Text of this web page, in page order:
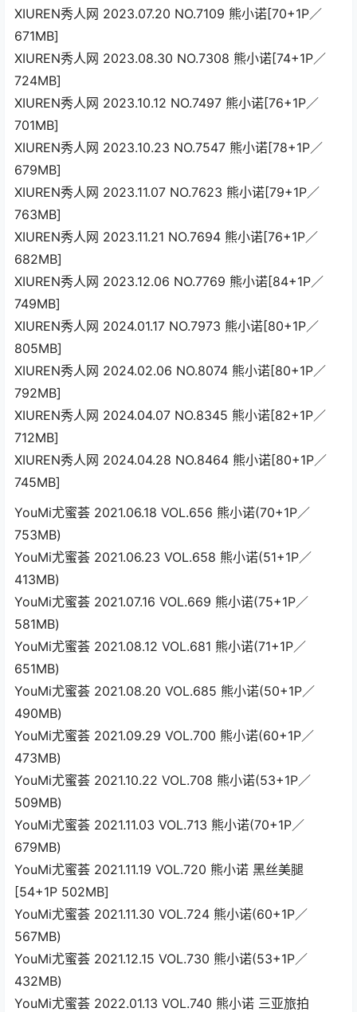
XIUREN秀人网 2023.07.20 NO.7109 熊小诺[70+1P／
671MB]
XIUREN秀人网 2023.08.30 NO.7308 熊小诺[74+1P／
724MB]
XIUREN秀人网 2023.10.12 NO.7497 熊小诺[76+1P／
701MB]
XIUREN秀人网 2023.10.23 NO.7547 熊小诺[78+1P／
679MB]
XIUREN秀人网 2023.11.07 NO.7623 熊小诺[79+1P／
763MB]
XIUREN秀人网 2023.11.21 NO.7694 熊小诺[76+1P／
682MB]
XIUREN秀人网 2023.12.06 NO.7769 熊小诺[84+1P／
749MB]
XIUREN秀人网 2024.01.17 NO.7973 熊小诺[80+1P／
805MB]
XIUREN秀人网 2024.02.06 NO.8074 熊小诺[80+1P／
792MB]
XIUREN秀人网 2024.04.07 NO.8345 熊小诺[82+1P／
712MB]
XIUREN秀人网 2024.04.28 NO.8464 熊小诺[80+1P／
745MB]
YouMi尤蜜荟 2021.06.18 VOL.656 熊小诺(70+1P／
753MB)
YouMi尤蜜荟 2021.06.23 VOL.658 熊小诺(51+1P／
413MB)
YouMi尤蜜荟 2021.07.16 VOL.669 熊小诺(75+1P／
581MB)
YouMi尤蜜荟 2021.08.12 VOL.681 熊小诺(71+1P／
651MB)
YouMi尤蜜荟 2021.08.20 VOL.685 熊小诺(50+1P／
490MB)
YouMi尤蜜荟 2021.09.29 VOL.700 熊小诺(60+1P／
473MB)
YouMi尤蜜荟 2021.10.22 VOL.708 熊小诺(53+1P／
509MB)
YouMi尤蜜荟 2021.11.03 VOL.713 熊小诺(70+1P／
679MB)
YouMi尤蜜荟 2021.11.19 VOL.720 熊小诺 黑丝美腿
[54+1P 502MB]
YouMi尤蜜荟 2021.11.30 VOL.724 熊小诺(60+1P／
567MB)
YouMi尤蜜荟 2021.12.15 VOL.730 熊小诺(53+1P／
432MB)
YouMi尤蜜荟 2022.01.13 VOL.740 熊小诺 三亚旅拍